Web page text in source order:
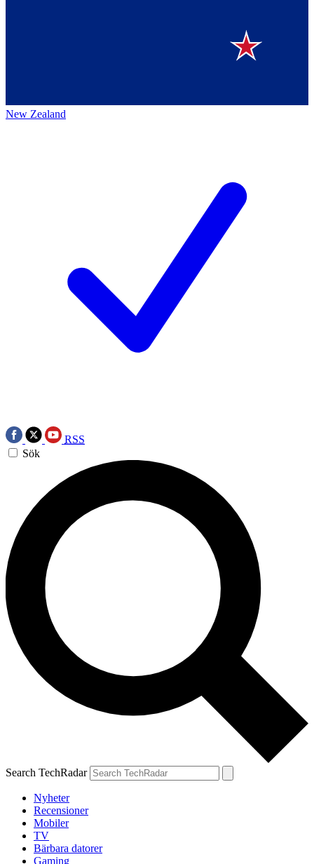
New Zealand
RSS
Sök
Search TechRadar
Nyheter
Recensioner
Mobiler
TV
Bärbara datorer
Gaming